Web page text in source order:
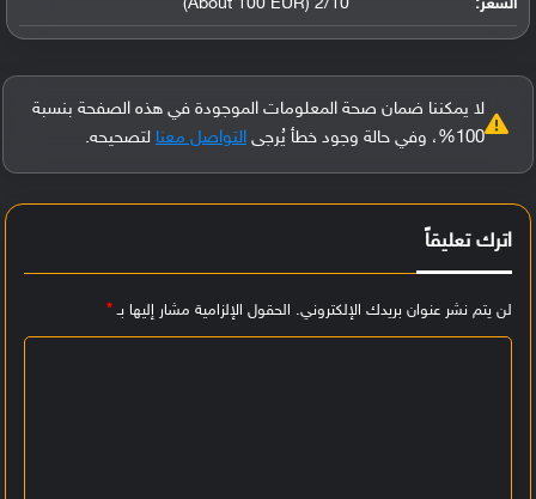
السعر: 2/10 (About 100 EUR)
لا يمكننا ضمان صحة المعلومات الموجودة في هذه الصفحة بنسبة
100%، وفي حالة وجود خطأ يُرجى
التواصل معنا لتصحيحه.
اترك تعليقاً
لن يتم نشر عنوان بريدك الإلكتروني. الحقول الإلزامية مشار إليها بـ*